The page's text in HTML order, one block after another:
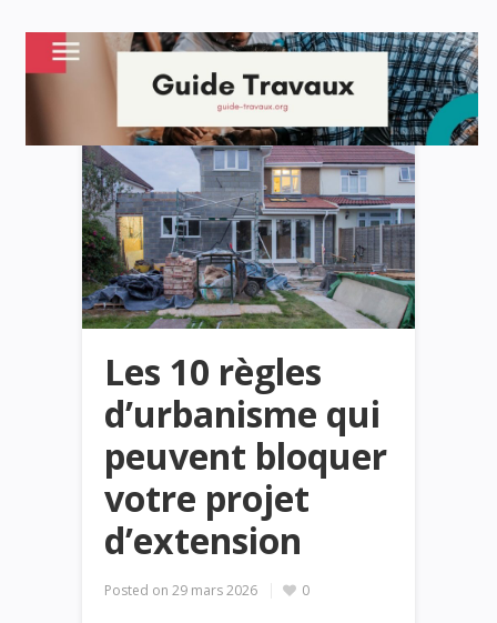
Les 10 règles
d’urbanisme qui
peuvent bloquer
votre projet
d’extension
Posted on 29 mars 2026 0